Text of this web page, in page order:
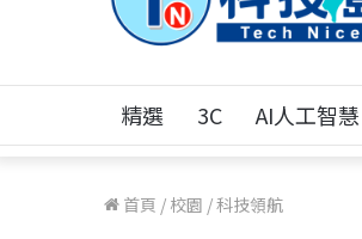
精選 3C AI人工智慧
首頁 / 校園 /科技領航